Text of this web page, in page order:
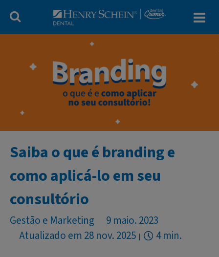
Saiba o que é branding e
como aplicá-lo em seu
consultório
Gestão e Marketing
9 maio. 2023
Atualizado em 28 nov. 2025
4 min.